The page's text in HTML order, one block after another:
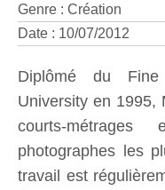
Genre : Création
Date : 10/07/2012
Diplômé du
University en 1995,
courts-
photographes les
travail est